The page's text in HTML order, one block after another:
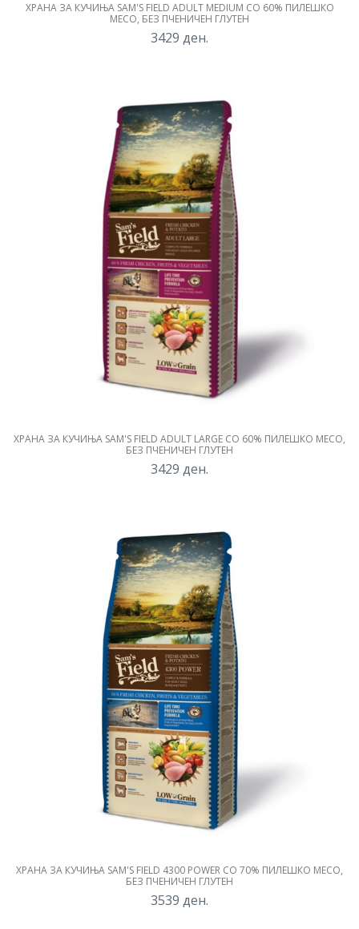
ХРАНА ЗА КУЧИЊА SAM'S FIELD ADULT MEDIUM СО 60% ПИЛЕШКО
МЕСО, БЕЗ ПЧЕНИЧЕН ГЛУТЕН
3429 ден.
ХРАНА ЗА КУЧИЊА SAM'S FIELD ADULT LARGE СО 60% ПИЛЕШКО МЕСО,
БЕЗ ПЧЕНИЧЕН ГЛУТЕН
3429 ден.
ХРАНА ЗА КУЧИЊА SAM'S FIELD 4300 POWER СО 70% ПИЛЕШКО МЕСО,
БЕЗ ПЧЕНИЧЕН ГЛУТЕН
3539 ден.